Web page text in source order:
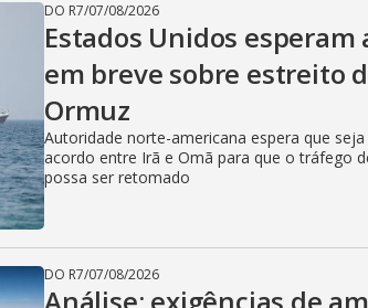
DO R7/07/08/2026
Estados Unidos esperam
em breve sobre estreito
Ormuz
Autoridade norte-americana espera que
acordo entre Irã e Omã para que o tráfego
possa ser retomado
DO R7/07/08/2026